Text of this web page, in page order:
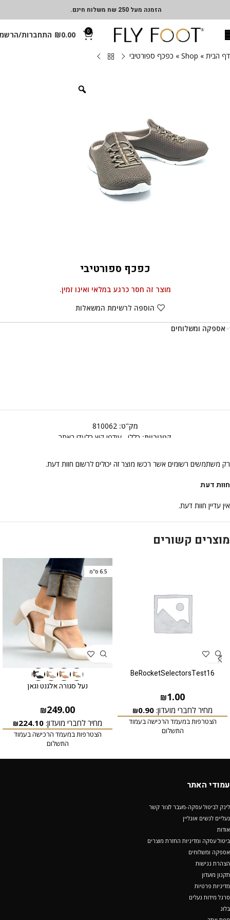
הזמנה מעל 250 שח משלוח חינם.
0
₪0.00 התחברות/
דף הבית »
Shop
» כפכף ספורטיבי
כפכף ספורטיבי
מוצר זה חסר כרגע במלאי ואינו זמין.
הוספה לרשימת המשאלות
אספקה ומשלוחים
מק"ט:810062
קטגוריות: כללי עודפי קיץ בלעדי באתר
חוות דעת
אין עדיין חוות דעת.
רק משתמשים רשומים אשר רכשו מוצר זה יכולים לרשום חוות דעת.
מוצרים קשורים
BeRocketSelectorsTest16
₪1.00
מחיר לחברי מועדון: ₪0.90
הצטרפות במעמד הרכישה בעמוד
התשלום
6.5 ס"מ
נעל סגורה אלגנט וגאן
₪249.00
מחיר לחברי מועדון: ₪224.10
הצטרפות במעמד הרכישה בעמוד
התשלום
עמודי האתר
לינק לביטול עסקה-מעבר לצור קשר
נעליים לנשים אונליין
אודות
ביטול עסקה ומדיניות החזרת מוצרים
אספקה ומשלוחים
הצהרת נגישות
תקנון מועדון
מדיניות פרטיות
סרגל מידות נעלים
בלוג